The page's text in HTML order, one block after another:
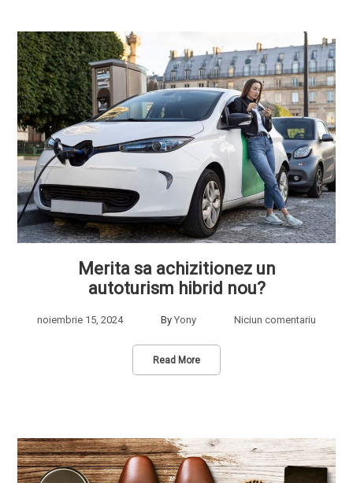
Merita sa achizitionez un
autoturism hibrid nou?
noiembrie 15, 2024 By Yony Niciun comentariu
Read More